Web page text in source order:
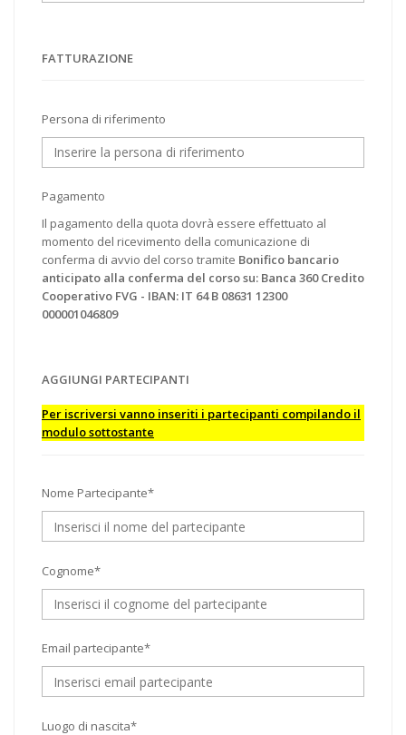
FATTURAZIONE
Persona di riferimento
Pagamento
Il pagamento della quota dovrà essere effettuato al
momento del ricevimento della comunicazione di
conferma di avvio del corso tramite Bonifico bancario
anticipato alla conferma del corso su: Banca 360 Credito
Cooperativo FVG - IBAN: IT 64 B 08631 12300
000001046809
AGGIUNGI PARTECIPANTI
Per iscriversi vanno inseriti i partecipanti compilando il
modulo sottostante
Nome Partecipante*
Cognome*
Email partecipante*
Luogo di nascita*